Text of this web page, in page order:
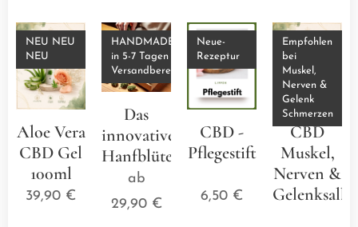
Aloe Vera
CBD Gel
100ml
NEU NEU
NEU
39,90 €
Das
innovative
Hanfblütenkissen
HANDMADE
in 5-7 Tagen
Versandbereit
ab
29,90€
CBD -
Pflegestift
⭐⭐⭐⭐⭐
Neue-
Rezeptur
6,50 €
CBD
Muskel,
Nerven &
Gelenksalbe
Empfohlen
bei
Muskel,
Nerven &
Gelenk
Schmerzen